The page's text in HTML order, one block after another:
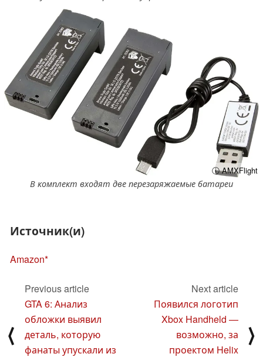
ⓘ AMXFlight
В комплект входят две перезаряжаемые батареи
Источник(и)
Amazon
⟨
Previous article
GTA 6: Анализ
обложки выявил
деталь, которую
фанаты упускали из
Next article
Появился логотип
Xbox Handheld —
возможно, за
проектом Helix
⟩